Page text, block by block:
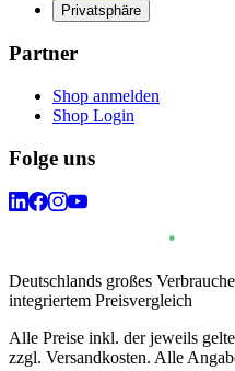
Privatsphäre
Partner
Shop anmelden
Shop Login
Folge uns
Deutschlands großes
integriertem Preisvergleich
Alle Preise inkl. der jeweils
zzgl. Versandkosten. Alle